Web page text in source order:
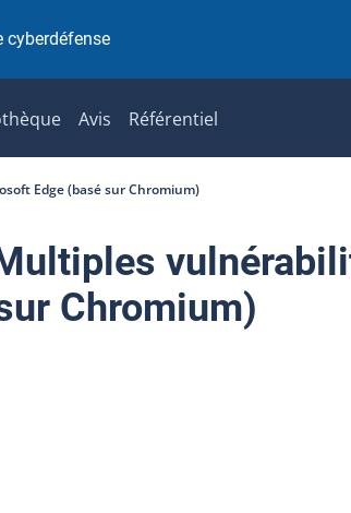
cyberdéfense
Avis Référentiel
Edge (basé sur Chromium)
Chromium)